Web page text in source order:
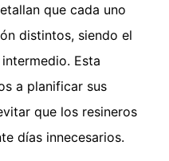
que cada uno
distintos, siendo el
Esta
a planificar sus
que los resineros
días innecesarios.